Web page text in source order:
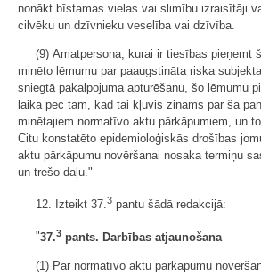
nonākt bīstamas vielas vai slimību izraisītāji
cilvēku un dzīvnieku veselība vai dzīvība.
(9) Amatpersona, kurai ir tiesības pieņemt
minēto lēmumu par paaugstināta riska
sniegtā pakalpojuma apturēšanu, šo lēmumu
laikā pēc tam, kad tai kļuvis zināms par šā
minētajiem normatīvo aktu pārkāpumiem, un
Citu konstatēto epidemioloģiskās drošības
aktu pārkāpumu novēršanai nosaka termiņu
un trešo daļu."
12. Izteikt 37.3 pantu šādā redakcijā:
"37.3 pants. Darbības atjaunošana
(1) Par normatīvo aktu pārkāpumu